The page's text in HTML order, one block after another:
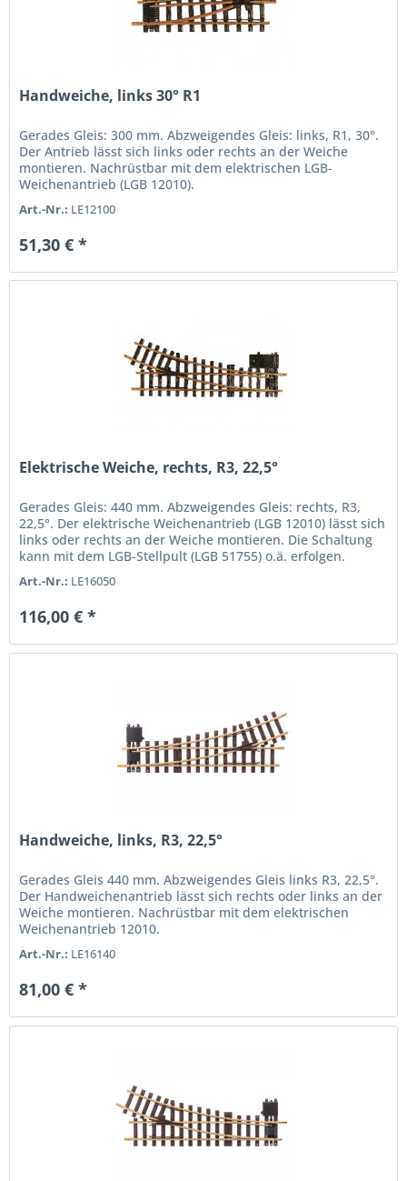
Handweiche, links 30° R1
Gerades Gleis: 300 mm. Abzweigendes Gleis: links, R1, 30°.
Der Antrieb lässt sich links oder rechts an der Weiche
montieren. Nachrüstbar mit dem elektrischen LGB-
Weichenantrieb (LGB 12010).
Art.-Nr.: LE12100
51,30 € *
Elektrische Weiche, rechts, R3, 22,5°
Gerades Gleis: 440 mm. Abzweigendes Gleis: rechts, R3,
22,5°. Der elektrische Weichenantrieb (LGB 12010) lässt sich
links oder rechts an der Weiche montieren. Die Schaltung
kann mit dem LGB-Stellpult (LGB 51755) o.ä. erfolgen.
Art.-Nr.: LE16050
116,00 € *
Handweiche, links, R3, 22,5°
Gerades Gleis 440 mm. Abzweigendes Gleis links R3, 22,5°.
Der Handweichenantrieb lässt sich rechts oder links an der
Weiche montieren. Nachrüstbar mit dem elektrischen
Weichenantrieb 12010.
Art.-Nr.: LE16140
81,00 € *